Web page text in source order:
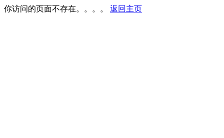
你访问的页面不存在。。。。 返回主页